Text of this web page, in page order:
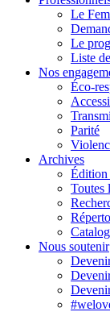
Le
Le
Liste
Nos
Éco-
Parité
Archives
Édition
Toutes
Nous soutenir